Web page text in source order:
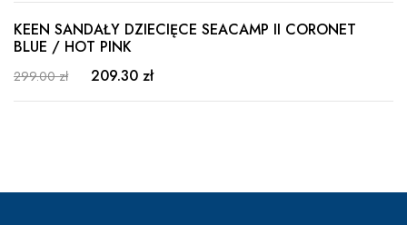
KEEN SANDAŁY DZIECIĘCE SEACAMP II CORONET
BLUE / HOT PINK
299.00 zł 209.30 zł